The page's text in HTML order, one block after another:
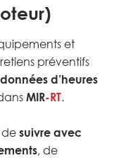
et
préventifs
d’heures
MIR-RT.
desuivre avec
, de